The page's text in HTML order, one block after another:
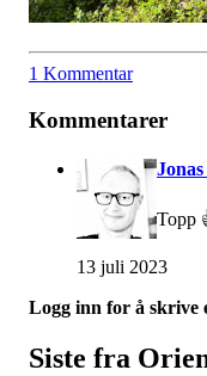
1 Kommentar
Kommentarer
13 juli 2023
Logg inn for å skrive
Siste fra